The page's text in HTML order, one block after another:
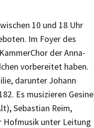
10 und 18 Uhr
Im Foyer des
der Anna-
vorbereitet haben.
darunter Johann
Es musizieren Gesine
Sebastian Reim,
Hofmusik unter Leitung